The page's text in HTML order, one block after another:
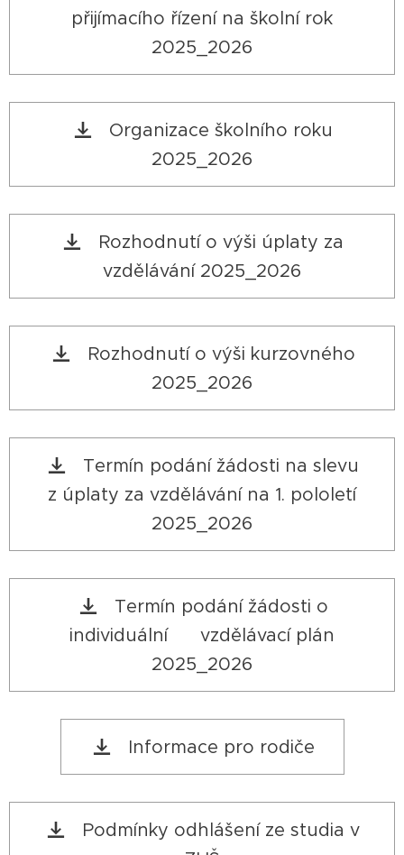
přijímacího řízení na školní rok
2025_2026
Organizace školního roku
2025_2026
Rozhodnutí o výši úplaty za
vzdělávání 2025_2026
Rozhodnutí o výši kurzovného
2025_2026
Termín podání žádosti na slevu
z úplaty za vzdělávání na 1. pololetí
2025_2026
Termín podání žádosti o
individuální vzdělávací plán
2025_2026
Informace pro rodiče
Podmínky odhlášení ze studia v